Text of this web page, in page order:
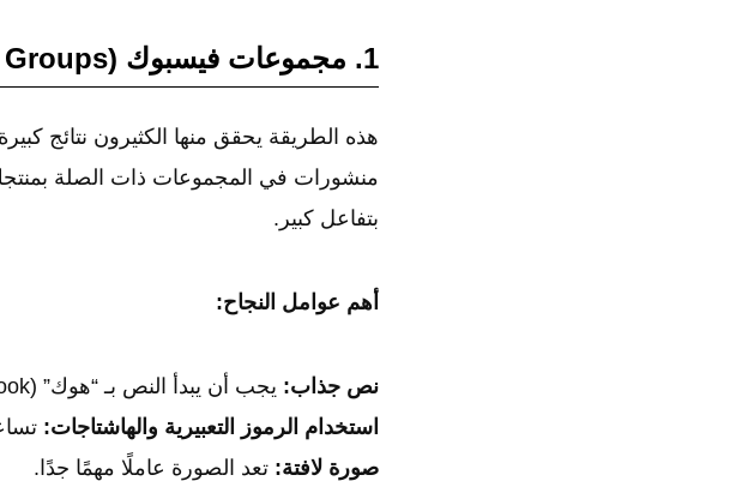
1. مجموعات فيسبوك (Facebook Groups)
هذه الطريقة يحقق منها الكثيرون نتائج
منشورات في المجموعات ذات الصلة
بتفاعل كبير.
أهم عوامل النجاح:
نص جذاب: يجب أن يبدأ النص بـ “هوك” (Hook) قوي لجذب الانتباه.
استخدام الرموز التعبيرية والهاشتاجات:
صورة لافتة: تعد الصورة عاملًا مهمًا جدًا.